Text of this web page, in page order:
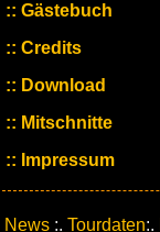
Gästebuch
Credits
Download
Mitschnitte
Impressum
News :. Tourdaten:.